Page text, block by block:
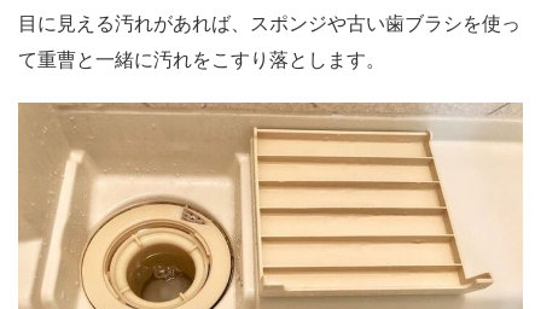
目に見える汚れがあれば、スポンジや古い歯ブラシを使っ
て重曹と一緒に汚れをこすり落とします。